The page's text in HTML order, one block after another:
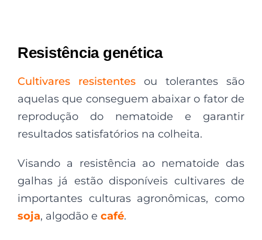
Resistência genética
Cultivares resistentes ou tolerantes são
aquelas que conseguem abaixar o fator de
reprodução do nematoide e garantir
resultados satisfatórios na colheita.
Visando a resistência ao nematoide das
galhas já estão disponíveis cultivares de
importantes culturas agronômicas, como
soja, algodão e café.